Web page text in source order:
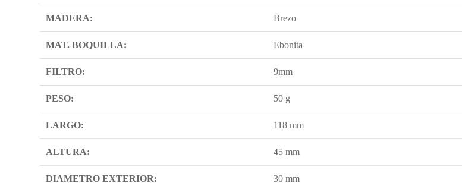
MADERA: Brezo
MAT. BOQUILLA: Ebonita
FILTRO: 9mm
PESO: 50 g
LARGO: 118 mm
ALTURA: 45 mm
DIAMETRO EXTERIOR: 30 mm